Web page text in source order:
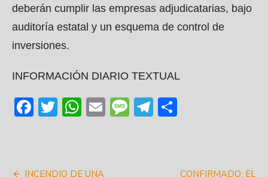
deberán cumplir las empresas adjudicatarias, bajo
auditoría estatal y un esquema de control de
inversiones.
INFORMACIÓN DIARIO TEXTUAL
Facebook
Twitter
WhatsApp
EmailMessage
Telegram
INCENDIO DE UNA CONFIRMADO: EL